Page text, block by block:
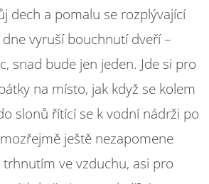
dech a pomalu se rozplývající
vyruší bouchnutí dveří –
snad bude jen jeden. Jde si pro
na místo, jak když se kolem
slonů řítící se k vodní nádrži po
ještě nezapomene
ve vzduchu, asi pro